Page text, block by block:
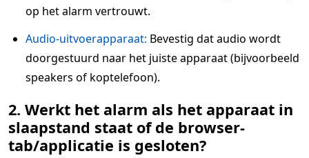
op het alarm vertrouwt.
Audio-uitvoerapparaat: Bevestig dat audio wordt
doorgestuurd naar het juiste apparaat (bijvoorbeeld
speakers of koptelefoon).
2. Werkt het alarm als het apparaat in
slaapstand staat of de browser-
tab/applicatie is gesloten?